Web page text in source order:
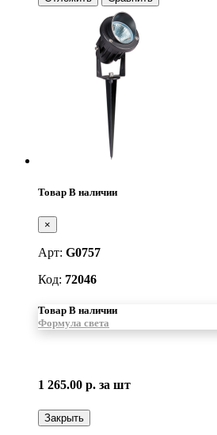
Товар В наличии
×
Арт: G0757
Код: 72046
Товар В наличии
Формула света
1 265.00 р. за шт
Закрыть